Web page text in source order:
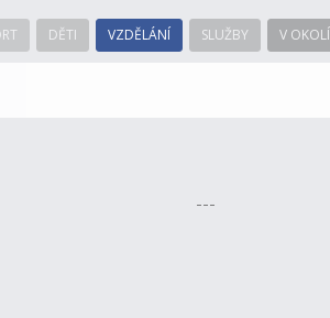
DĚTI VZDĚLÁNÍ SLUŽBY V OKOLÍ
---